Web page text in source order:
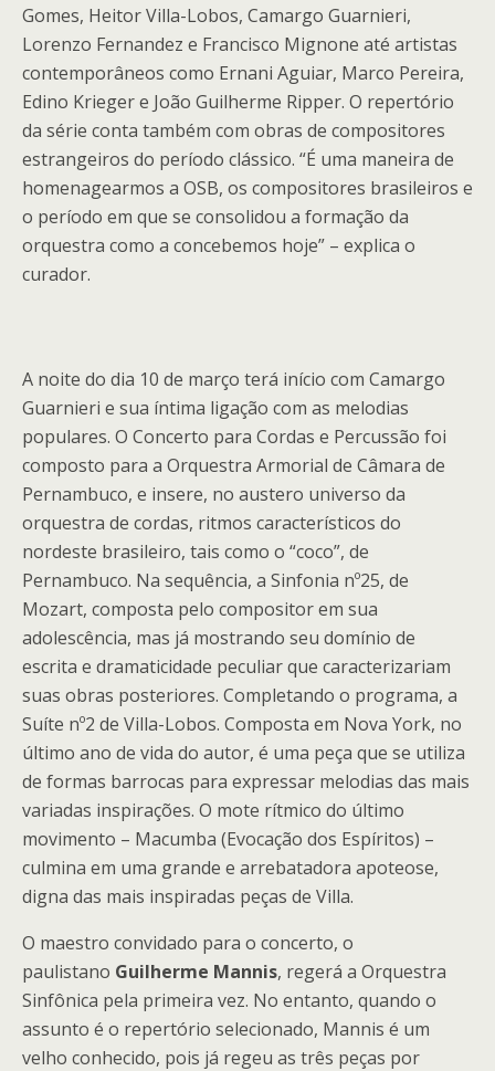
Gomes, Heitor Villa-Lobos, Camargo Guarnieri,
Lorenzo Fernandez e Francisco Mignone até artistas
contemporâneos como Ernani Aguiar, Marco Pereira,
Edino Krieger e João Guilherme Ripper. O repertório
da série conta também com obras de compositores
estrangeiros do período clássico. “É uma maneira de
homenagearmos a OSB, os compositores brasileiros e
o período em que se consolidou a formação da
orquestra como a concebemos hoje” – explica o
curador.
A noite do dia 10 de março terá início com Camargo
Guarnieri e sua íntima ligação com as melodias
populares. O Concerto para Cordas e Percussão foi
composto para a Orquestra Armorial de Câmara de
Pernambuco, e insere, no austero universo da
orquestra de cordas, ritmos característicos do
nordeste brasileiro, tais como o “coco”, de
Pernambuco. Na sequência, a Sinfonia nº25, de
Mozart, composta pelo compositor em sua
adolescência, mas já mostrando seu domínio de
escrita e dramaticidade peculiar que caracterizariam
suas obras posteriores. Completando o programa, a
Suíte nº2 de Villa-Lobos. Composta em Nova York, no
último ano de vida do autor, é uma peça que se utiliza
de formas barrocas para expressar melodias das mais
variadas inspirações. O mote rítmico do último
movimento – Macumba (Evocação dos Espíritos) –
culmina em uma grande e arrebatadora apoteose,
digna das mais inspiradas peças de Villa.
O maestro convidado para o concerto, o
paulistano Guilherme Mannis, regerá a Orquestra
Sinfônica pela primeira vez. No entanto, quando o
assunto é o repertório selecionado, Mannis é um
velho conhecido, pois já regeu as três peças por